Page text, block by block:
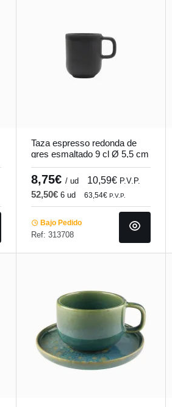
Taza espresso redonda de
gres esmaltado 9 cl Ø 5,5 cm
Tornado Accolade
8,75€/ ud 10,59€ P.V.P.
52,50€6 ud 63,54€P.V.P.
Bajo Pedido
Ref: 313708